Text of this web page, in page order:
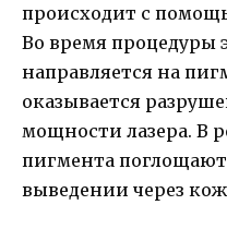
происходит с
Во время процедуры
направляется на
оказывается
мощности лазера. В
пигмента
выведении через